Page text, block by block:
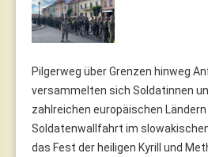
Pilgerweg über Grenzen hinweg
versammelten sich Soldatinnen
zahlreichen europäischen
Soldatenwallfahrt im
das Fest der heiligen Kyrill und